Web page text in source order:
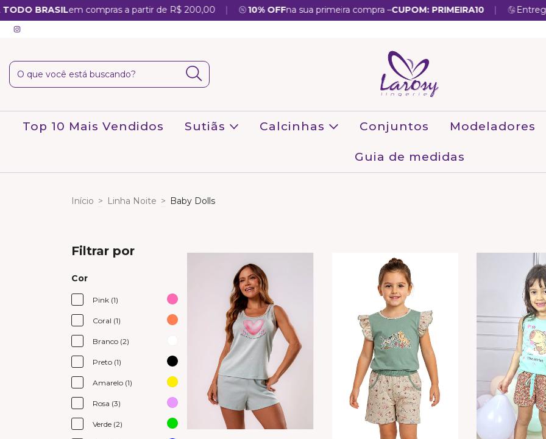
BRASILem compras a partir de R$ 200,00 | 10% OFFna sua primeira compra –CUPOM: PRIMEIRA10 |
Top 10 Mais Vendidos Sutiãs Calcinhas Conjuntos Modeladores
Guia de medidas
Início > Linha Noite > Baby Dolls
Filtrar por
Cor
Pink (1)
Coral (1)
Branco (2)
Preto (1)
Amarelo (1)
Rosa (3)
Verde (2)